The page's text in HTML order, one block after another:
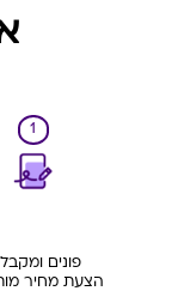
הלקוחות שלנו
1
פונים
הצעת מחיר